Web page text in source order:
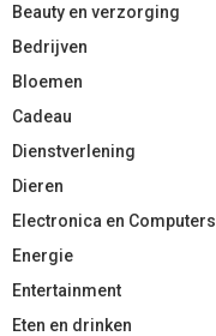
Beauty en verzorging
Bedrijven
Bloemen
Cadeau
Dienstverlening
Dieren
Electronica en Computers
Energie
Entertainment
Eten en drinken